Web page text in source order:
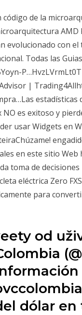
de la
AMD
evolucionado con
Todas las
|
estadísticas
NO es exitoso y
usar Widgets en
en este sitio
toma de
eléctrica Zero
para
od
dólar en